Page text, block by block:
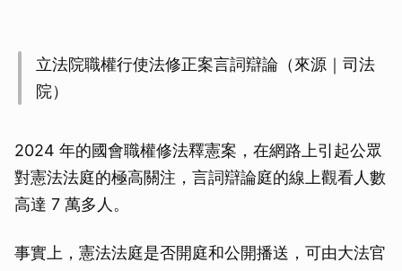
立法院職權行使法修正案言詞辯論（來源｜司法
院）
2024 年的國會職權修法釋憲案，在網路上引起公眾
對憲法法庭的極高關注，言詞辯論庭的線上觀看人數
高達 7 萬多人。
事實上，憲法法庭是否開庭和公開播送，可由大法官